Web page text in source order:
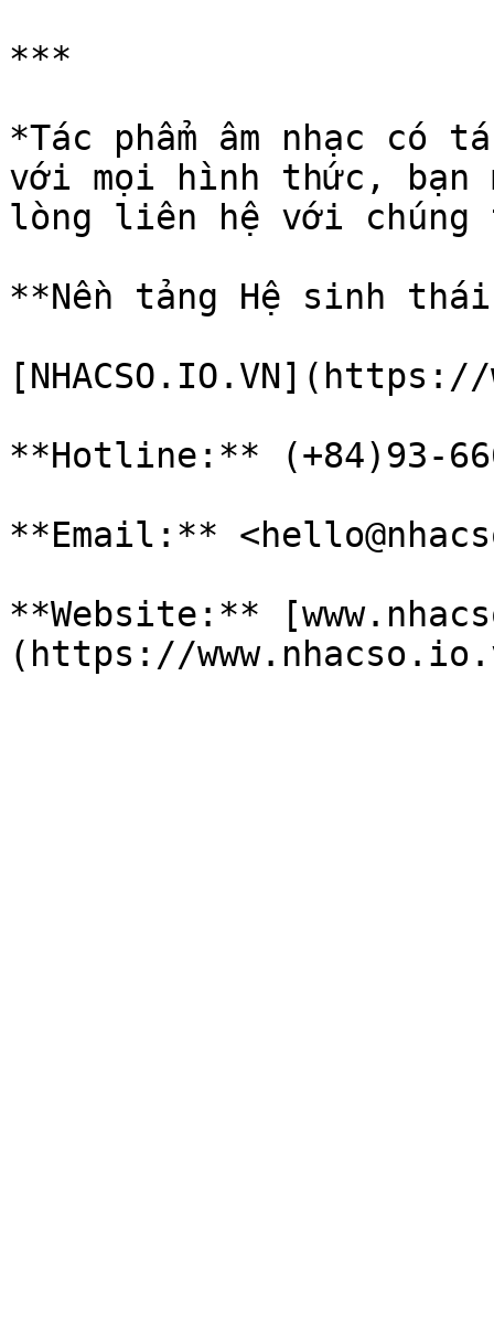
***
*Tác phẩm âm nhạc có
với mọi hình thức, bạn
lòng liên hệ với
**Nền tảng Hệ sinh
**Hotline:** (+84)93-
**Email:**
**Website:**